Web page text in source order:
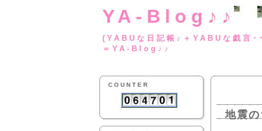
YA-Blog♪♪
(YABUな日記帳♪
＝YA-Blog♪♪
COUNTER
地震